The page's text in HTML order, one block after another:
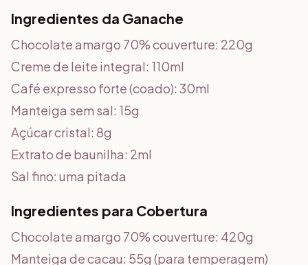
Ingredientes da Ganache
Chocolate amargo 70% couverture: 220g
Creme de leite integral: 110ml
Café expresso forte (coado): 30ml
Manteiga sem sal: 15g
Açúcar cristal: 8g
Extrato de baunilha: 2ml
Sal fino: uma pitada
Ingredientes para Cobertura
Chocolate amargo 70% couverture: 420g
Manteiga de cacau: 55g (para temperagem)